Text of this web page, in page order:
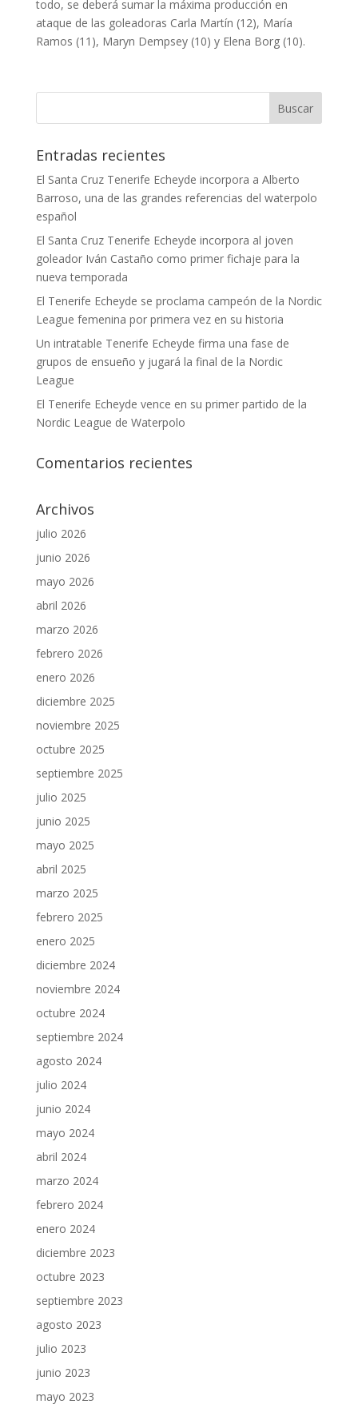
todo, se deberá sumar la máxima producción en
ataque de las goleadoras Carla Martín (12), María
Ramos (11), Maryn Dempsey (10) y Elena Borg (10).
Entradas recientes
El Santa Cruz Tenerife Echeyde incorpora a Alberto
Barroso, una de las grandes referencias del waterpolo
español
El Santa Cruz Tenerife Echeyde incorpora al joven
goleador Iván Castaño como primer fichaje para la
nueva temporada
El Tenerife Echeyde se proclama campeón de la Nordic
League femenina por primera vez en su historia
Un intratable Tenerife Echeyde firma una fase de
grupos de ensueño y jugará la final de la Nordic
League
El Tenerife Echeyde vence en su primer partido de la
Nordic League de Waterpolo
Comentarios recientes
Archivos
julio 2026
junio 2026
mayo 2026
abril 2026
marzo 2026
febrero 2026
enero 2026
diciembre 2025
noviembre 2025
octubre 2025
septiembre 2025
julio 2025
junio 2025
mayo 2025
abril 2025
marzo 2025
febrero 2025
enero 2025
diciembre 2024
noviembre 2024
octubre 2024
septiembre 2024
agosto 2024
julio 2024
junio 2024
mayo 2024
abril 2024
marzo 2024
febrero 2024
enero 2024
diciembre 2023
octubre 2023
septiembre 2023
agosto 2023
julio 2023
junio 2023
mayo 2023